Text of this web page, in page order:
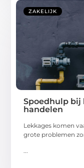
ZAKELIJK
Spoedhulp bij
handelen
Lekkages komen
grote problemen